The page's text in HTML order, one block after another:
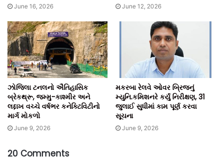
June 16, 2026 June 12, 2026
ઝોજિલા ટનલનો ઐતિહાસિક
બ્રેકથ્રૂ, જમ્મુ-કાશ્મીર અને
લદ્દાખ વચ્ચે વર્ષભર કનેક્ટિવિટીનો
માર્ગ મોકળો
June 9, 2026
મકરબા રેલવે ઓવર બ્રિજનું
મ્યુનિ.કમિશનરે કર્યું નિરીક્ષણ, 31
જુલાઈ સુધીમાં કામ પૂર્ણ કરવા
સૂચના
June 9, 2026
20 Comments